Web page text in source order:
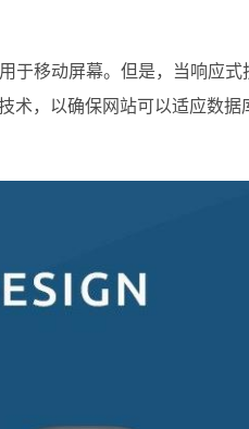
于移动屏幕。但是，当响应式
术，以确保网站可以适应数据